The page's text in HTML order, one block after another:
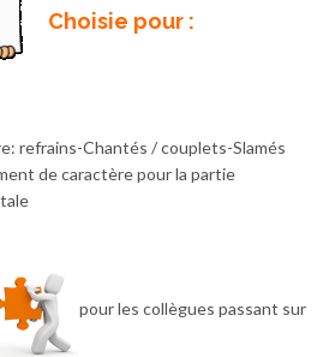
Choisie pour :
refrains-Chantés / couplets-Slamés
de caractère pour la partie
pour les collègues passant sur